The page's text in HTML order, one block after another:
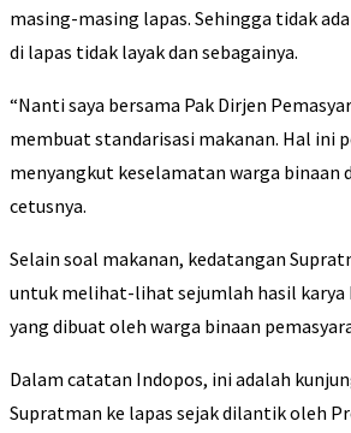
masing-masing lapas. Sehingga tidak
di lapas tidak layak dan sebagainya.
“Nanti saya bersama Pak Dirjen
membuat standarisasi makanan. Hal ini
menyangkut keselamatan warga binaan
cetusnya.
Selain soal makanan, kedatangan
untuk melihat-lihat sejumlah hasil karya
yang dibuat oleh warga binaan
Dalam catatan Indopos, ini adalah
Supratman ke lapas sejak dilantik oleh